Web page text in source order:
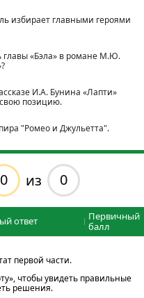
избирает главными героями
главы «Бэла» в романе М.Ю.
И.А. Бунина «Лапти»
позицию.
"Ромео и Джульетта".
0 из 0
ответ
Первичный
балл
первой части.
чтобы увидеть правильные
решения.